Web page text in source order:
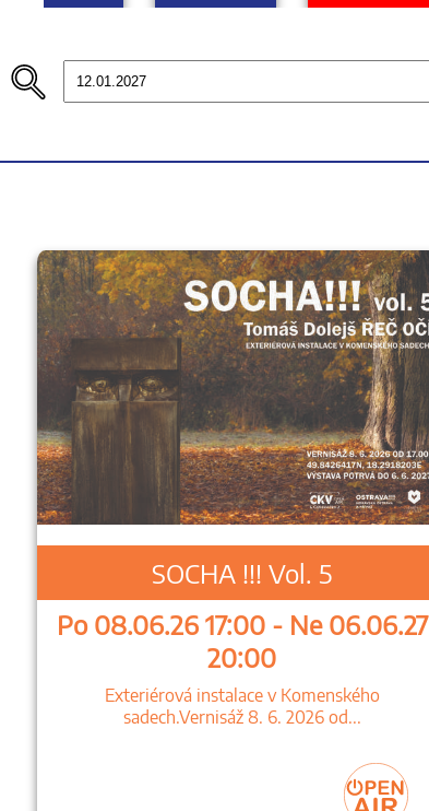
SOCHA !!! Vol. 5
Po 08.06.26 17:00 - Ne 06.06.27
20:00
Exteriérová instalace v Komenského
sadech.Vernisáž 8. 6. 2026 od...